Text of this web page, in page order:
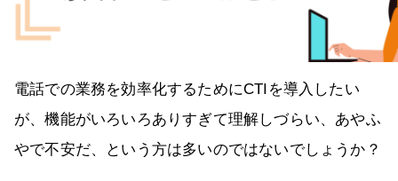
電話での業務を効率化するためにCTIを導入したい
が、機能がいろいろありすぎて理解しづらい、あやふ
やで不安だ、という方は多いのではないでしょうか？